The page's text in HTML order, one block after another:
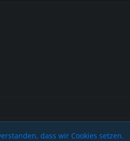
dass wir Cookies setzen.